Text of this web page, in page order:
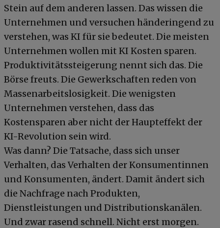
Stein auf dem anderen lassen. Das wissen die
Unternehmen und versuchen händeringend zu
verstehen, was KI für sie bedeutet. Die meisten
Unternehmen wollen mit KI Kosten sparen.
Produktivitätssteigerung nennt sich das. Die
Börse freuts. Die Gewerkschaften reden von
Massenarbeitslosigkeit. Die wenigsten
Unternehmen verstehen, dass das
Kostensparen aber nicht der Haupteffekt der
KI-Revolution sein wird.
Was dann? Die Tatsache, dass sich unser
Verhalten, das Verhalten der Konsumentinnen
und Konsumenten, ändert. Damit ändert sich
die Nachfrage nach Produkten,
Dienstleistungen und Distributionskanälen.
Und zwar rasend schnell. Nicht erst morgen.